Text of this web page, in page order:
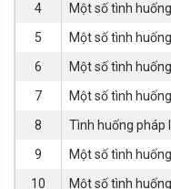
4
Một số tình
5
Một số tình
6
Một số tình
7
Một số tình
8
Tình huống pháp
9
Một số tình
10
Một số tình